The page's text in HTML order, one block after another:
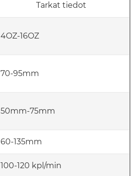
Tarkat tiedot
4OZ-16OZ
70-95mm
50mm-75mm
60-135mm
100-120 kpl/min